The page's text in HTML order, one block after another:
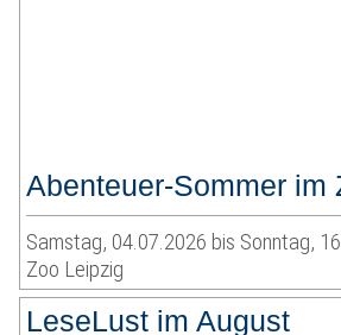
Abenteuer-Sommer im
Samstag, 04.07.2026 bis Sonntag,
Zoo Leipzig
LeseLust im August